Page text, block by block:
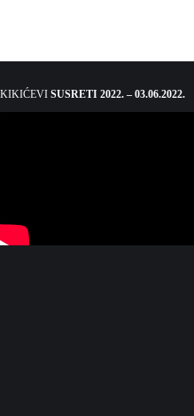
KIKIĆEVI SUSRETI 2022. – 03.06.2022.